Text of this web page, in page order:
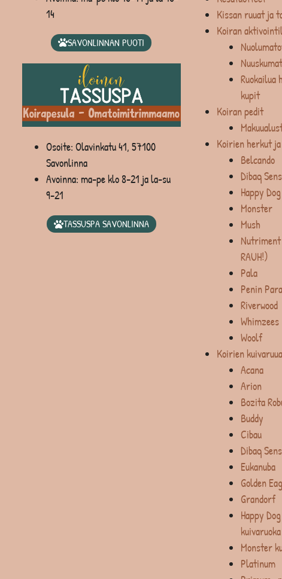
14
SAVONLINNAN PUOTI
Osoite: Olavinkatu 41, 57100
Savonlinna
Avoinna: ma-pe klo 8-21 ja la-su
9-21
TASSUSPA SAVONLINNA
Kissan ruuat ja
Koiran
Ruokailua
kupit
Koiran pedit
Koirien herkut
Belcando
Dibaq
Happy Dog
Monster
Mush
RAUH!)
Pala
Penin
Riverwood
Whimzees
Woolf
Koirien
Acana
Arion
Bozita
Buddy
Cibau
Dibaq
Eukanuba
Golden
Grandorf
Happy
kuivaruoka
Monster
Platinum